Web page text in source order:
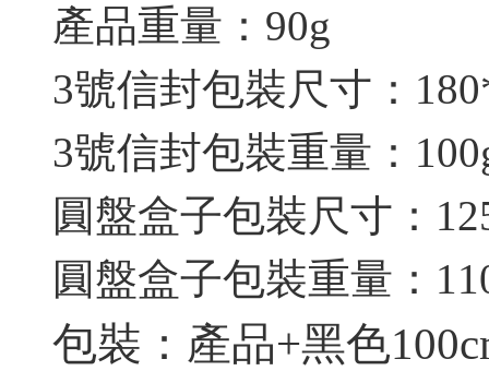
產品重量：90g
3號信封包裝尺寸：
3號信封包裝重量：
圓盤盒子包裝尺寸：
圓盤盒子包裝重量：
包裝：產品+黑色